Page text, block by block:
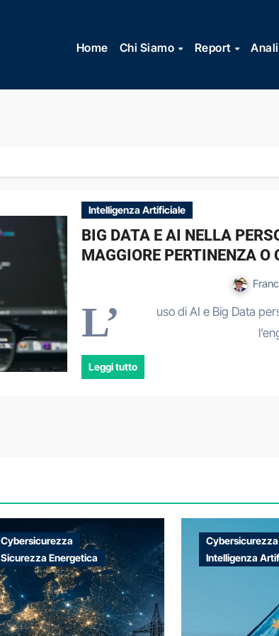
contenuto
Home Chi Siamo Report
Intelligenza Artificiale
BIG DATA E AI NELLA
MAGGIORE PERTINENZA O
L’
uso di AI e Big Data
Leggi tutto
Cybersicurezza
Sicurezza Energetica
Cybersicurezza
Intelligenza